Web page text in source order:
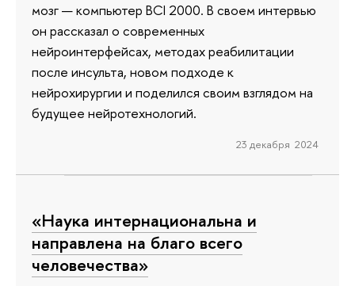
мозг — компьютер BCI 2000. В своем интервью
он рассказал о современных
нейроинтерфейсах, методах реабилитации
после инсульта, новом подходе к
нейрохирургии и поделился своим взглядом на
будущее нейротехнологий.
23 декабря 2024
«Наука интернациональна и
направлена на благо всего
человечества»